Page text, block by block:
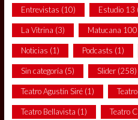
Entrevistas (10) Estudio 13
La Vitrina (3) Matucana 100
Noticias (1) Podcasts (1)
Sin categoría (5) Slider(258)
Teatro Agustín Siré(1)
Teatro Bellavista (1) Teatro